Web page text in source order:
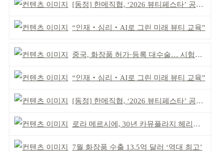
[동정] 한메직협, ‘2026 뷰티페스타’ 공동 주최
“인재‧심리‧AI로 그린 미래 뷰티 교육”
중국, 화장품 허가·등록 대수술… 시험자료 공용 허용
“인재‧심리‧AI로 그린 미래 뷰티 교육”
[동정] 한메직협, ‘2026 뷰티페스타’ 공동 주최
로라 메르시에, 30년 카뮤플라지 헤리티지 담아
7월 화장품 수출 13.5억 달러 ‘역대 최고’